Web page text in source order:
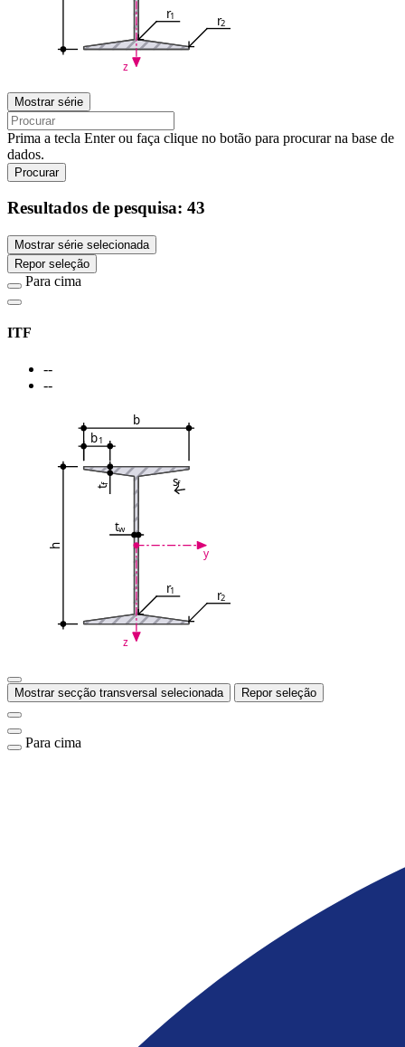
r2
r1
z
Mostrar série
Prima a tecla Enter ou faça clique no botão para procurar na base de
dados.
Procurar
Resultados de pesquisa: 43
Mostrar série selecionada
Repor seleção
Para cima
ITF
--
--
b
b1
h
t
f
tw
r2
r1
sf
y
z
Mostrar secção transversal selecionada Repor seleção
Para cima